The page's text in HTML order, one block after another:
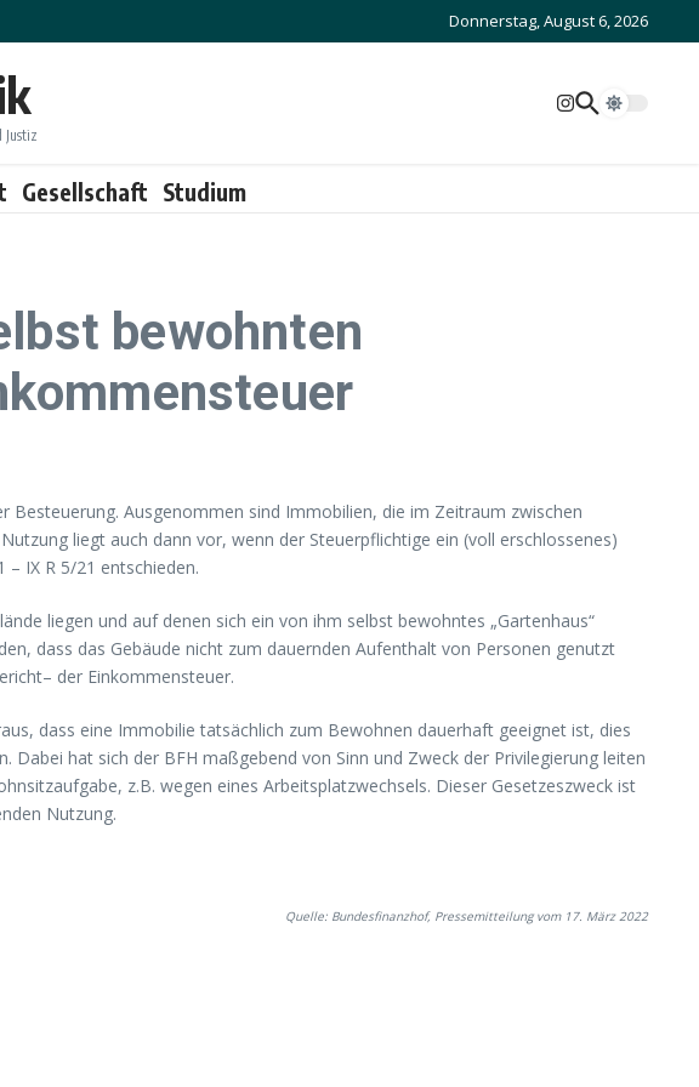
Donnerstag, August 6, 2026
Justiz
Gesellschaft Studium
bewohnten
Besteuerung. Ausgenommen sind Immobilien, die im Zeitraum zwischen
liegt auch dann vor, wenn der Steuerpflichtige ein (voll erschlossenes)
IX R 5/21 entschieden.
liegen und auf denen sich ein von ihm selbst bewohntes „Gartenhaus“
dass das Gebäude nicht zum dauernden Aufenthalt von Personen genutzt
der Einkommensteuer.
dass eine Immobilie tatsächlich zum Bewohnen dauerhaft geeignet ist, dies
hat sich der BFH maßgebend von Sinn und Zweck der Privilegierung leiten
z.B. wegen eines Arbeitsplatzwechsels. Dieser Gesetzeszweck ist
Nutzung.
Quelle: Bundesfinanzhof, Pressemitteilung vom 17. März 2022